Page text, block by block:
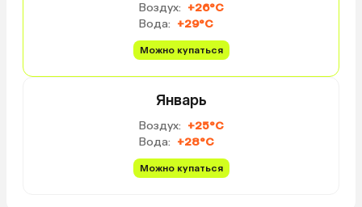
Воздух: +26°C
Вода: +29°C
Можно купаться
Январь
Воздух: +25°C
Вода: +28°C
Можно купаться